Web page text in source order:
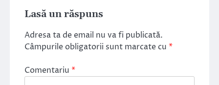
Lasă un răspuns
Adresa ta de email nu va fi publicată.
Câmpurile obligatorii sunt marcate cu *
Comentariu *